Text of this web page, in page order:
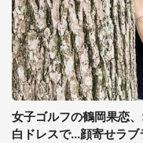
女子ゴルフの鶴岡果恋
白ドレスで...顔寄せラブ